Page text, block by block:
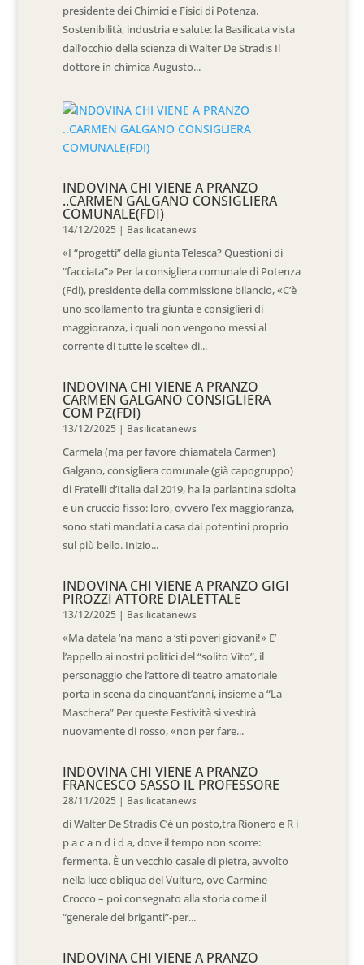
presidente dei Chimici e Fisici di Potenza.
Sostenibilità, industria e salute: la Basilicata vista
dall’occhio della scienza di Walter De Stradis Il
dottore in chimica Augusto...
INDOVINA CHI VIENE A PRANZO
..CARMEN GALGANO CONSIGLIERA
COMUNALE(FDI)
14/12/2025 | Basilicatanews
«I “progetti” della giunta Telesca? Questioni di
“facciata”» Per la consigliera comunale di Potenza
(Fdi), presidente della commissione bilancio, «C’è
uno scollamento tra giunta e consiglieri di
maggioranza, i quali non vengono messi al
corrente di tutte le scelte» di...
INDOVINA CHI VIENE A PRANZO
CARMEN GALGANO CONSIGLIERA
COM PZ(FDI)
13/12/2025 | Basilicatanews
Carmela (ma per favore chiamatela Carmen)
Galgano, consigliera comunale (già capogruppo)
di Fratelli d’Italia dal 2019, ha la parlantina sciolta
e un cruccio fisso: loro, ovvero l’ex maggioranza,
sono stati mandati a casa dai potentini proprio
sul più bello. Inizio...
INDOVINA CHI VIENE A PRANZO GIGI
PIROZZI ATTORE DIALETTALE
13/12/2025 | Basilicatanews
«Ma datela ‘na mano a ‘sti poveri giovani!» E’
l’appello ai nostri politici del “solito Vito”, il
personaggio che l’attore di teatro amatoriale
porta in scena da cinquant’anni, insieme a “La
Maschera” Per queste Festività si vestirà
nuovamente di rosso, «non per fare...
INDOVINA CHI VIENE A PRANZO
FRANCESCO SASSO IL PROFESSORE
28/11/2025 | Basilicatanews
di Walter De Stradis C’è un posto,tra Rionero e R i
p a c a n d i d a, dove il tempo non scorre:
fermenta. È un vecchio casale di pietra, avvolto
nella luce obliqua del Vulture, ove Carmine
Crocco – poi consegnato alla storia come il
“generale dei briganti”-per...
INDOVINA CHI VIENE A PRANZO